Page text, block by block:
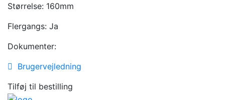
Størrelse: 160mm
Flergangs: Ja
Dokumenter:
Brugervejledning
Tilføj til bestilling